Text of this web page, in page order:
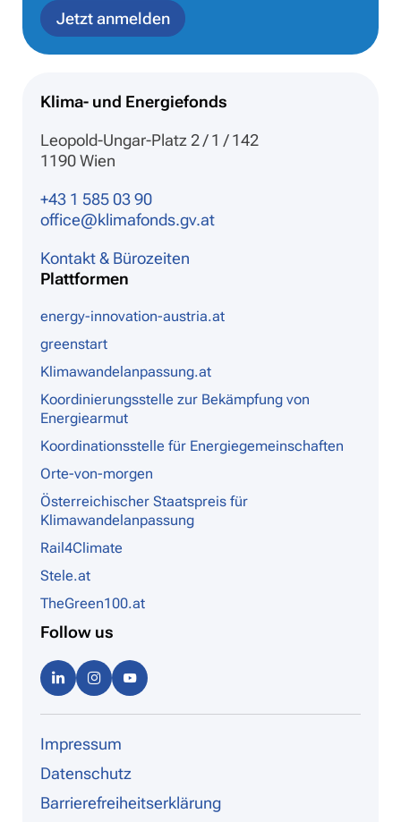
Jetzt anmelden
Klima- und Energiefonds
Leopold-Ungar-Platz 2 / 1 / 142
1190 Wien
+43 1 585 03 90
office@klimafonds.gv.at
Kontakt & Bürozeiten
Plattformen
energy-innovation-austria.at
greenstart
Klimawandelanpassung.at
Koordinierungsstelle zur Bekämpfung von
Energiearmut
Koordinationsstelle für Energiegemeinschaften
Orte-von-morgen
Österreichischer Staatspreis für
Klimawandelanpassung
Rail4Climate
Stele.at
TheGreen100.at
Follow us
Linke
dIn
Instag
ram be
Impressum
Datenschutz
Barrierefreiheitserklärung